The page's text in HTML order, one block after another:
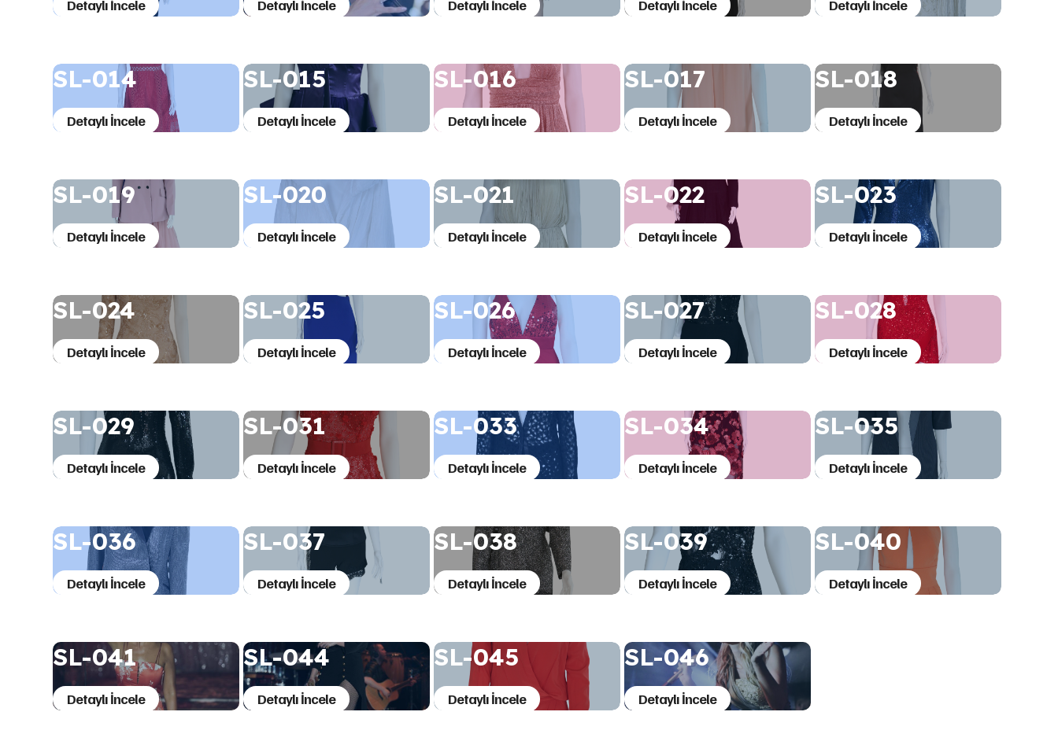
Detaylı İncele Detaylı İncele Detaylı İncele Detaylı İncele Detaylı İncele
SL-014
Detaylı İncele
SL-015
Detaylı İncele
SL-016
Detaylı İncele
SL-017
Detaylı İncele
SL-018
Detaylı İncele
SL-019
Detaylı İncele
SL-020
Detaylı İncele
SL-021
Detaylı İncele
SL-022
Detaylı İncele
SL-023
Detaylı İncele
SL-024
Detaylı İncele
SL-025
Detaylı İncele
SL-026
Detaylı İncele
SL-027
Detaylı İncele
SL-028
Detaylı İncele
SL-029
Detaylı İncele
SL-031
Detaylı İncele
SL-033
Detaylı İncele
SL-034
Detaylı İncele
SL-035
Detaylı İncele
SL-036
Detaylı İncele
SL-037
Detaylı İncele
SL-038
Detaylı İncele
SL-039
Detaylı İncele
SL-040
Detaylı İncele
SL-041
Detaylı İncele
SL-044
Detaylı İncele
SL-045
Detaylı İncele
SL-046
Detaylı İncele